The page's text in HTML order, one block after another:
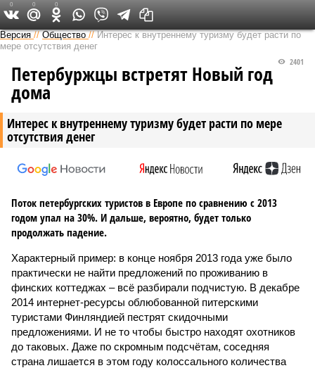
Версия на Неве
Версия //Общество //Интерес к внутреннему туризму будет расти по
мере отсутствия денег
Интерес к внутреннему туризму будет расти по мере
отсутствия денег
2401
Петербуржцы встретят Новый год
дома
Поток петербургских туристов в Европе по сравнению с 2013
годом упал на 30%. И дальше, вероятно, будет только
продолжать падение.
Характерный пример: в конце ноября 2013 года уже было
практически не найти предложений по проживанию в
финских коттеджах – всё разбирали подчистую. В декабре
2014 интернет-ресурсы облюбованной питерскими
туристами Финляндией пестрят скидочными
предложениями. И не то чтобы быстро находят охотников
до таковых. Даже по скромным подсчётам, соседняя
страна лишается в этом году колоссального количества
0 0 0